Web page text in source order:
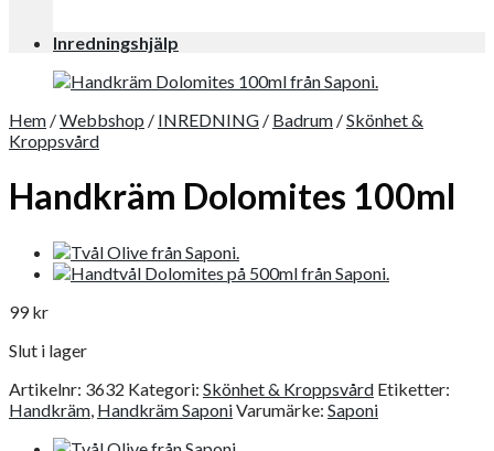
Inredningshjälp
Hem /Webbshop / INREDNING / Badrum /Skönhet &
Kroppsvård
Handkräm Dolomites 100ml
99kr
Slut i lager
Artikelnr: 3632 Kategori: Skönhet & Kroppsvård Etiketter:
Handkräm, Handkräm SaponiVarumärke: Saponi